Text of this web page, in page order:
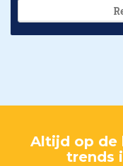
Altijd op de
trends